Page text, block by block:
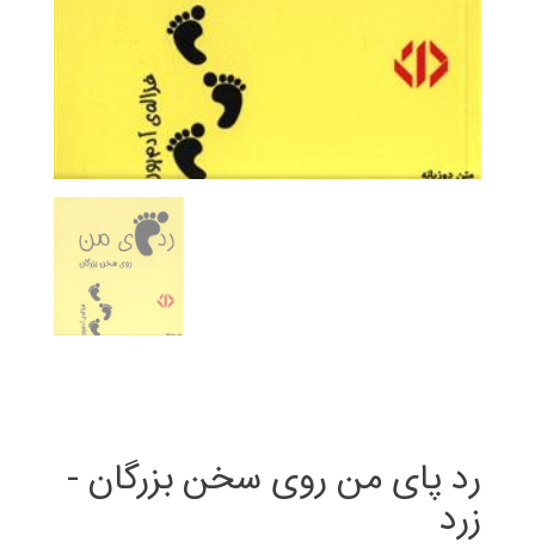
رد پای من روی سخن بزرگان -
زرد